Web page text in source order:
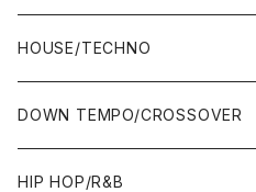
12"
ALBUM&V.A.
10"
12"
ALBUM&V.A.
12"
ALBUM&V.A.
HOUSE/TECHNO
7"
10"
DOWN TEMPO/CROSSOVER
7"
HIP HOP/R&B